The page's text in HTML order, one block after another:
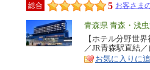
総合 5 お客さま
エ
リ
ア
青森県 青森・浅
特
徴
【ホテル分野世
／JR青森駅直結
お気に入りに